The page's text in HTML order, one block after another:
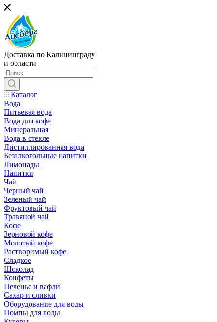
Доставка по Калининграду
и области
Каталог
Вода
Питьевая вода
Вода для кофе
Минеральная
Вода в стекле
Дистиллированная вода
Безалкогольные напитки
Лимонады
Напитки
Чай
Черный чай
Зеленый чай
Фруктовый чай
Травяной чай
Кофе
Зерновой кофе
Молотый кофе
Растворимый кофе
Сладкое
Шоколад
Конфеты
Печенье и вафли
Сахар и сливки
Оборудование для воды
Помпы для воды